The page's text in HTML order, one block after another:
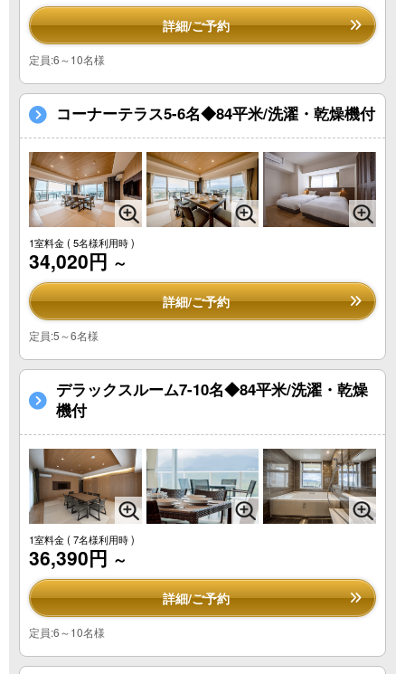
詳細/ご予約
定員:6～10名様
コーナーテラス5-6名◆84平米/洗濯・乾燥機付
1室料金( 5名様利用時 )
34,020円 ～
詳細/ご予約
定員:5～6名様
デラックスルーム7-10名◆84平米/洗濯・乾燥
機付
1室料金( 7名様利用時 )
36,390円 ～
詳細/ご予約
定員:6～10名様